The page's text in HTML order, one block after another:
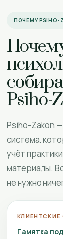
ПОЧЕМУ PSIHO-
Psiho-
Psiho-Zakon
система,
учёт
материалы.
не нужно
КЛИЕНТСКИЕ
Памятка